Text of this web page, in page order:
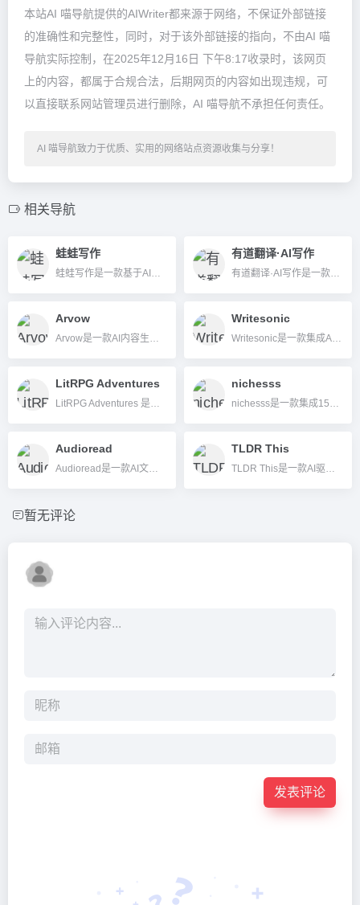
本站AI 喵导航提供的AIWriter都来源于网络，不保证外部链接
的准确性和完整性，同时，对于该外部链接的指向，不由AI 喵
导航实际控制，在2025年12月16日 下午8:17收录时，该网页
上的内容，都属于合规合法，后期网页的内容如出现违规，可
以直接联系网站管理员进行删除，AI 喵导航不承担任何责任。
AI 喵导航致力于优质、实用的网络站点资源收集与分享！
相关导航
蛙蛙写作 有道翻译·AI写作
Arvow Writesonic
LitRPG Adventures nichesss
Audioread TLDR This
暂无评论
发表评论